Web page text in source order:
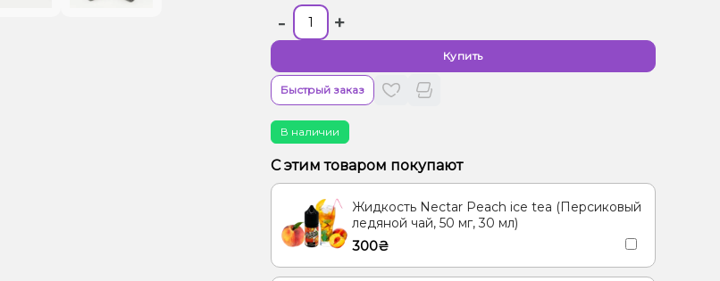
- +
Купить
Быстрый заказ
В наличии
С этим товаром покупают
Жидкость Nectar Peach ice tea (Персиковый
ледяной чай, 50 мг, 30 мл)
300₴